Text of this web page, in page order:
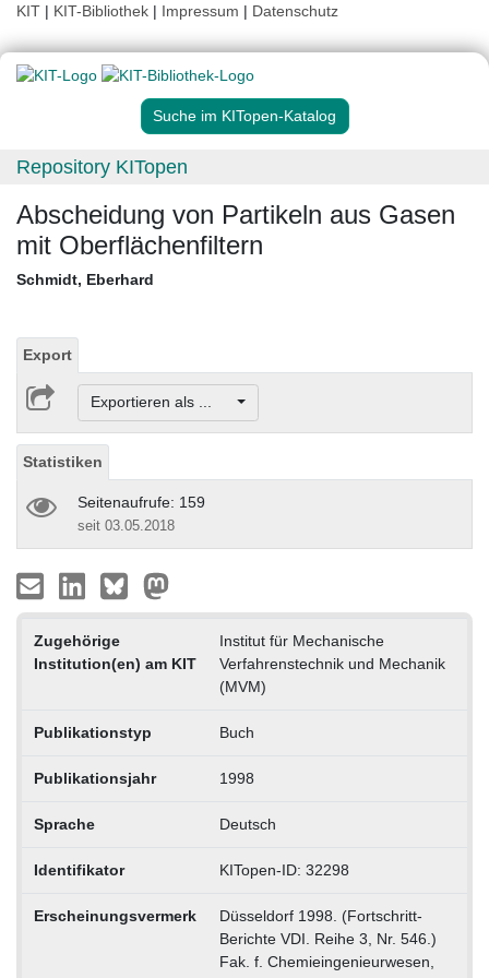
KIT | KIT-Bibliothek | Impressum | Datenschutz
Suche im KITopen-Katalog
Repository KITopen
Abscheidung von Partikeln aus Gasen
mit Oberflächenfiltern
Schmidt, Eberhard
Export
Exportieren als ...
Statistiken
Seitenaufrufe: 159
seit 03.05.2018
Zugehörige
Institution(en) am KIT
Institut für Mechanische
Verfahrenstechnik und Mechanik
(MVM)
Publikationstyp Buch
Publikationsjahr 1998
Sprache Deutsch
Identifikator KITopen-ID: 32298
Erscheinungsvermerk
Düsseldorf 1998. (Fortschritt-
Berichte VDI. Reihe 3, Nr. 546.)
Fak. f. Chemieingenieurwesen,